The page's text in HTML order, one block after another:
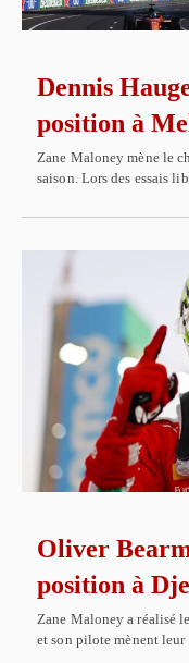
Dennis
position à
Zane Maloney mène le
saison. Lors des essais
Oliver
position à
Zane Maloney a réalisé
et son pilote mènent